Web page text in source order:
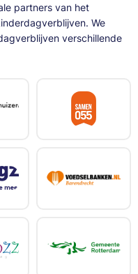
partners van het
We
verschillende